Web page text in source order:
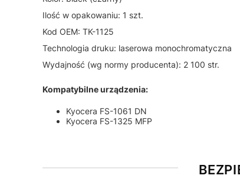
Ilość w opakowaniu: 1 szt.
Kod OEM: TK-1125
Technologia druku: laserowa monochromatyczna
Wydajność (wg normy producenta): 2 100 str.
Kompatybilne urządzenia:
Kyocera FS-1061 DN
Kyocera FS-1325 MFP